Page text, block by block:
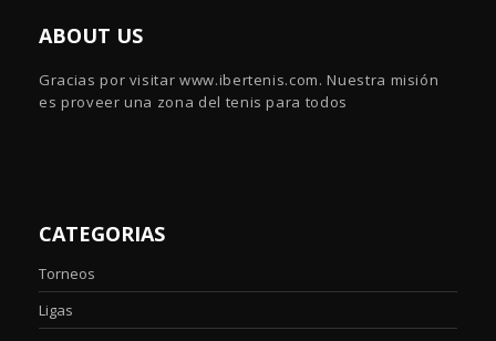
ABOUT US
Gracias por visitar www.ibertenis.com. Nuestra misión
es proveer una zona del tenis para todos
CATEGORIAS
Torneos
Ligas